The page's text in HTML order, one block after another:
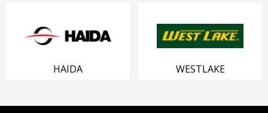
HAIDA WESTLAKE